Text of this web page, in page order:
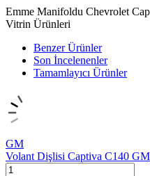
Emme Manifoldu Chevrolet
Vitrin Ürünleri
Benzer Ürünler
Son İncelenenler
Tamamlayıcı Ürünler
GM
Volant Dişlisi Captiva C140 GM